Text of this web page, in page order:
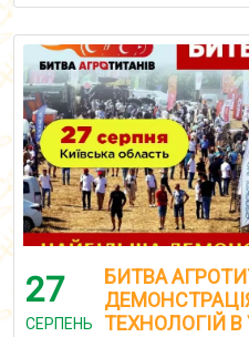
27
СЕРПЕНЬ
БИТВА
ТЕХНОЛОГІЙ В